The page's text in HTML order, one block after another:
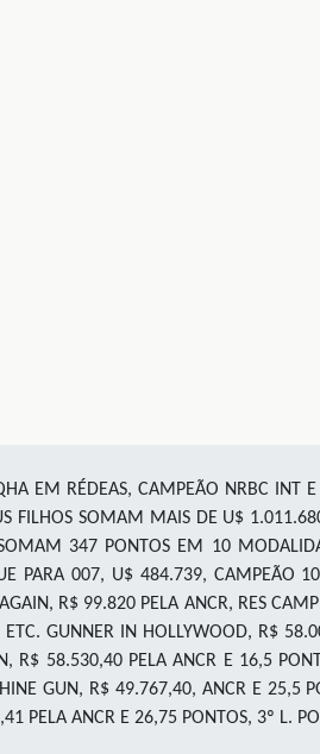
EM RÉDEAS, CAMPEÃO NRBC INT
FILHOS SOMAM MAIS DE U$
347 PONTOS EM 10
PARA 007, U$ 484.739, CAMPEÃO
R$ 99.820 PELA ANCR, RES
GUNNER IN HOLLYWOOD, R$
58.530,40 PELA ANCR E 16,5
GUN, R$ 49.767,40, ANCR E 25,5
PELA ANCR E 26,75 PONTOS, 3º L.